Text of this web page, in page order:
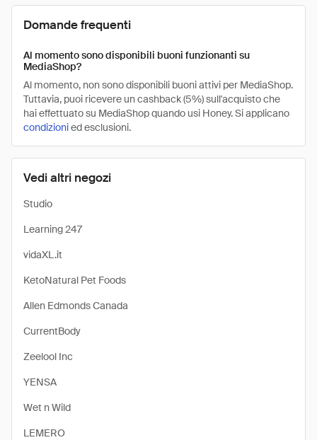
Vedi altri negozi
Studio
Learning 247
vidaXL.it
KetoNatural Pet Foods
Allen Edmonds Canada
CurrentBody
Zeelool Inc
YENSA
Wet n Wild
LEMERO
Domande frequenti
Al momento sono disponibili buoni funzionanti su
MediaShop?
Al momento, non sono disponibili buoni attivi per MediaShop.
Tuttavia, puoi ricevere un cashback (5%) sull'acquisto che
hai effettuato su MediaShop quando usi Honey. Si applicano
condizionied esclusioni.